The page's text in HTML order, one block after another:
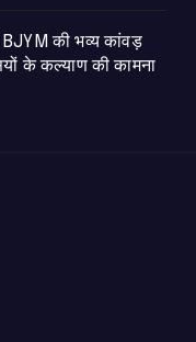
की भव्य कांवड़
के कल्याण की कामना